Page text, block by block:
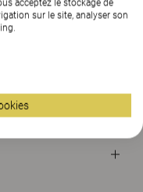
acceptez le stockage de
sur le site, analyser son